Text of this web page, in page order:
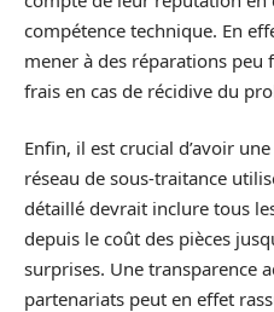
compétence technique. En
mener à des réparations peu
frais en cas de récidive du
Enfin, il est crucial d’avoir
réseau de sous-traitance
détaillé devrait inclure tous
depuis le coût des pièces
surprises. Une transparence
partenariats peut en effet